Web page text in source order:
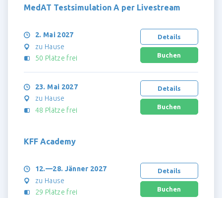
MedAT Testsimulation A per Livestream
2. Mai 2027
zu Hause
50 Plätze frei
Details
23. Mai 2027
zu Hause
48 Plätze frei
Details
KFF Academy
12.—28. Jänner 2027
zu Hause
29 Plätze frei
Details